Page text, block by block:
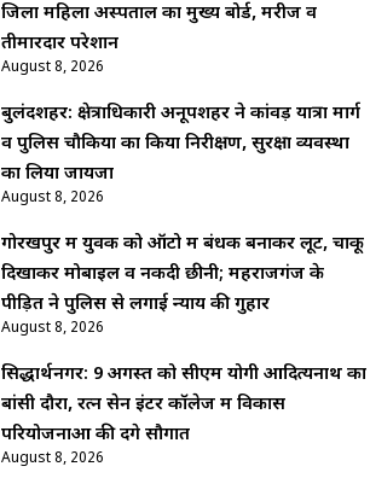
जिला महिला अस्पताल का मुख्य बोर्ड, मरीज व
तीमारदार परेशान
August 8, 2026
बुलंदशहर: क्षेत्राधिकारी अनूपशहर ने कांवड़ यात्रा मार्ग
व पुलिस चौकियों का किया निरीक्षण, सुरक्षा व्यवस्था
का लिया जायजा
August 8, 2026
गोरखपुर में युवक को ऑटो में बंधक बनाकर लूट, चाकू
दिखाकर मोबाइल व नकदी छीनी; महराजगंज के
पीड़ित ने पुलिस से लगाई न्याय की गुहार
August 8, 2026
सिद्धार्थनगर: 9 अगस्त को सीएम योगी आदित्यनाथ का
बांसी दौरा, रत्न सेन इंटर कॉलेज में विकास
परियोजनाओं की देंगे सौगात
August 8, 2026